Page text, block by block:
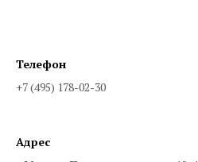
Телефон
+7 (495) 178-02-30
Адрес